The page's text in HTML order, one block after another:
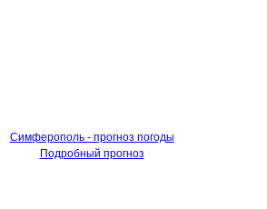
Симферополь - прогноз погоды
Подробный прогноз